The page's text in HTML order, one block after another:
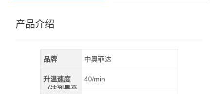
产品介绍
品牌 中奥菲达
升温速度
（达到最高
40/min